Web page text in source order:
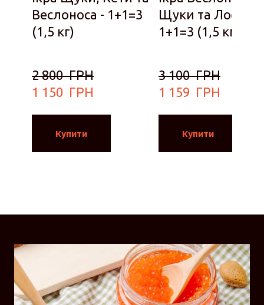
Веслоноса - 1+1=3
(1,5 кг)
2 800  ГРН
1 150  ГРН
Купити
Щуки та Лосося -
1+1=3 (1,5 кг)
3 100  ГРН
1 159  ГРН
Купити